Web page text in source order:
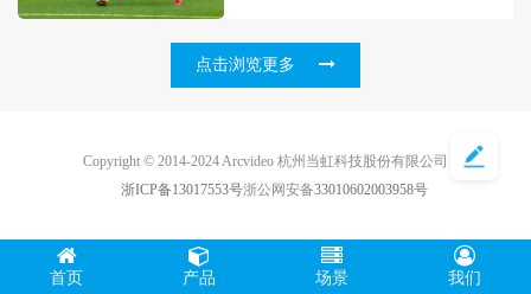
点击浏览更多
Copyright © 2014-2024 Arcvideo 杭州当虹科技股份有限公司
浙ICP备13017553号浙公网安备33010602003958号
首页 产品 场景 我们